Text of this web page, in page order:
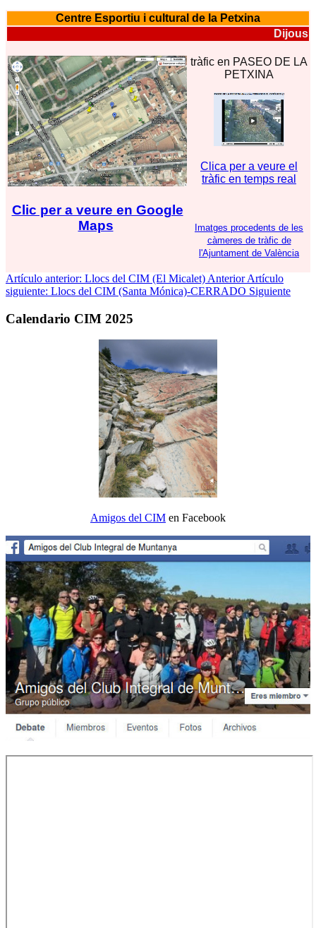
Centre Esportiu i cultural de la Petxina
Dijous
Clic per a veure en Google
Maps
tràfic en PASEO DE LA
PETXINA
Clica per a veure el
tràfic en temps real
Imatges procedents de les
càmeres de tràfic de
l'Ajuntament de València
Artículo anterior: Llocs del CIM (El Micalet) Anterior Artículo
siguiente: Llocs del CIM (Santa Mónica)-CERRADO Siguiente
Calendario CIM 2025
Amigos del CIM en Facebook